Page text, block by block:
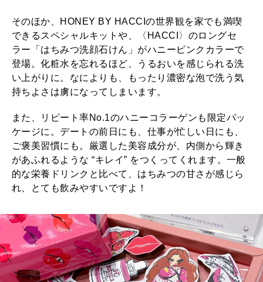
そのほか、HONEY BY HACCIの世界観を家でも満喫
できるスペシャルキットや、〈HACCI〉のロングセ
ラー「はちみつ洗顔石けん」がハニーピンクカラーで
登場。化粧水を忘れるほど、うるおいを感じられる洗
い上がりに。なによりも、もったり濃密な泡で洗う気
持ちよさは虜になってしまいます。
また、リピート率No.1のハニーコラーゲンも限定パッ
ケージに。デートの前日にも、仕事が忙しい日にも、
ご褒美習慣にも。厳選した美容成分が、内側から輝き
があふれるような “キレイ” をつくってくれます。一般
的な栄養ドリンクと比べて、はちみつの甘さが感じら
れ、とても飲みやすいですよ！